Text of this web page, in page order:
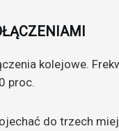
kolejowe.
proc.
do trzech